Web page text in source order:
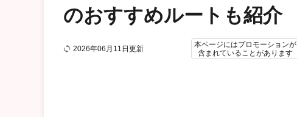
のおすすめルートも紹介
2026年06月11日更新
本ページにはプロモーションが
含まれていることがあります